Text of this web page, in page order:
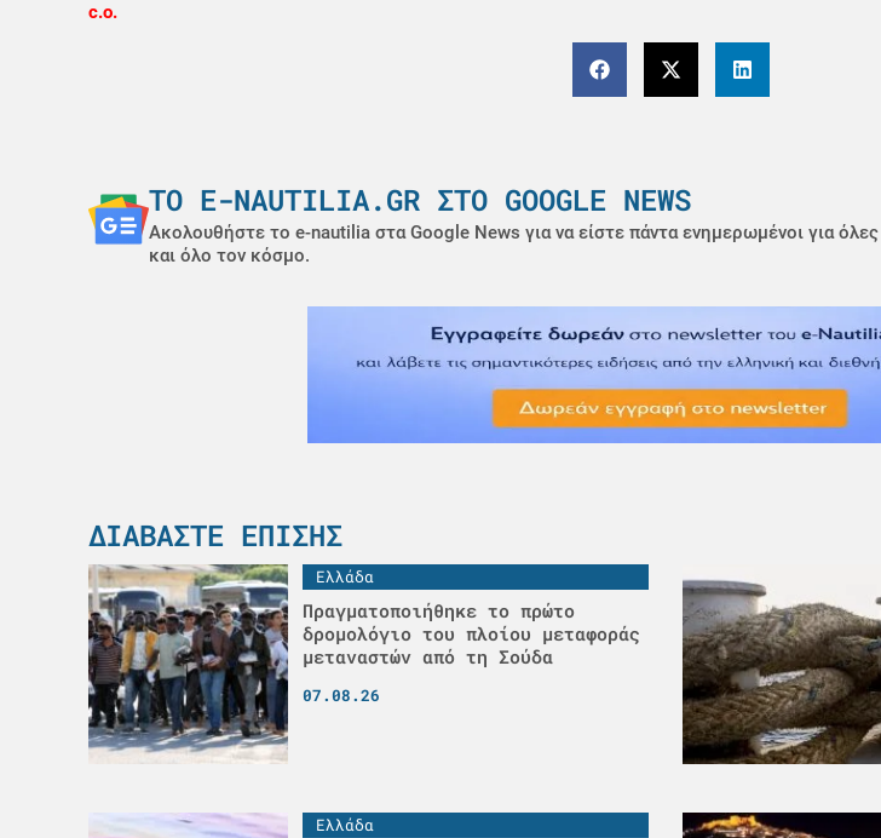
c.o.
ΤΟ E-NAUTILIA.GR ΣΤΟ GOOGLE NEWS
Ακολουθήστε το e-nautilia στα Google News για να είστε πάντα ενημερωμένοι για όλες
και όλο τον κόσμο.
ΔΙΑΒΆΣΤΕ ΕΠΊΣΗΣ
Ελλάδα
Πραγματοποιήθηκε το πρώτο
δρομολόγιο του πλοίου μεταφοράς
μεταναστών από τη Σούδα
07.08.26
Ελλάδα